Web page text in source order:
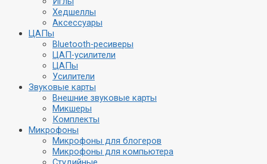
Хедшеллы
Аксессуары
ЦАПы
Bluetooth-ресиверы
ЦАП-усилители
ЦАПы
Усилители
Звуковые карты
Внешние звуковые карты
Микшеры
Комплекты
Микрофоны
Микрофоны для блогеров
Микрофоны для компьютера